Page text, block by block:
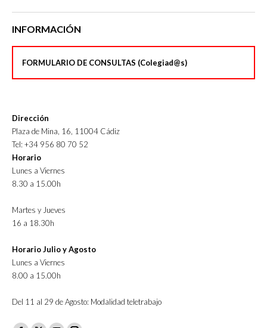
INFORMACIÓN
FORMULARIO DE CONSULTAS (Colegiad@s)
Dirección
Plaza de Mina, 16, 11004 Cádiz
Tel: +34 956 80 70 52
Horario
Lunes a Viernes
8.30 a 15.00h
Martes y Jueves
16 a 18.30h
Horario Julio y Agosto
Lunes a Viernes
8.00 a 15.00h
Del 11 al 29 de Agosto: Modalidad teletrabajo